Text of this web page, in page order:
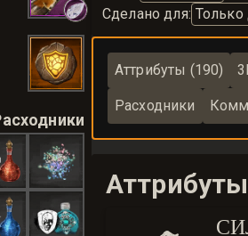
Сделано для: Только
Аттрибуты (190)
Расходники